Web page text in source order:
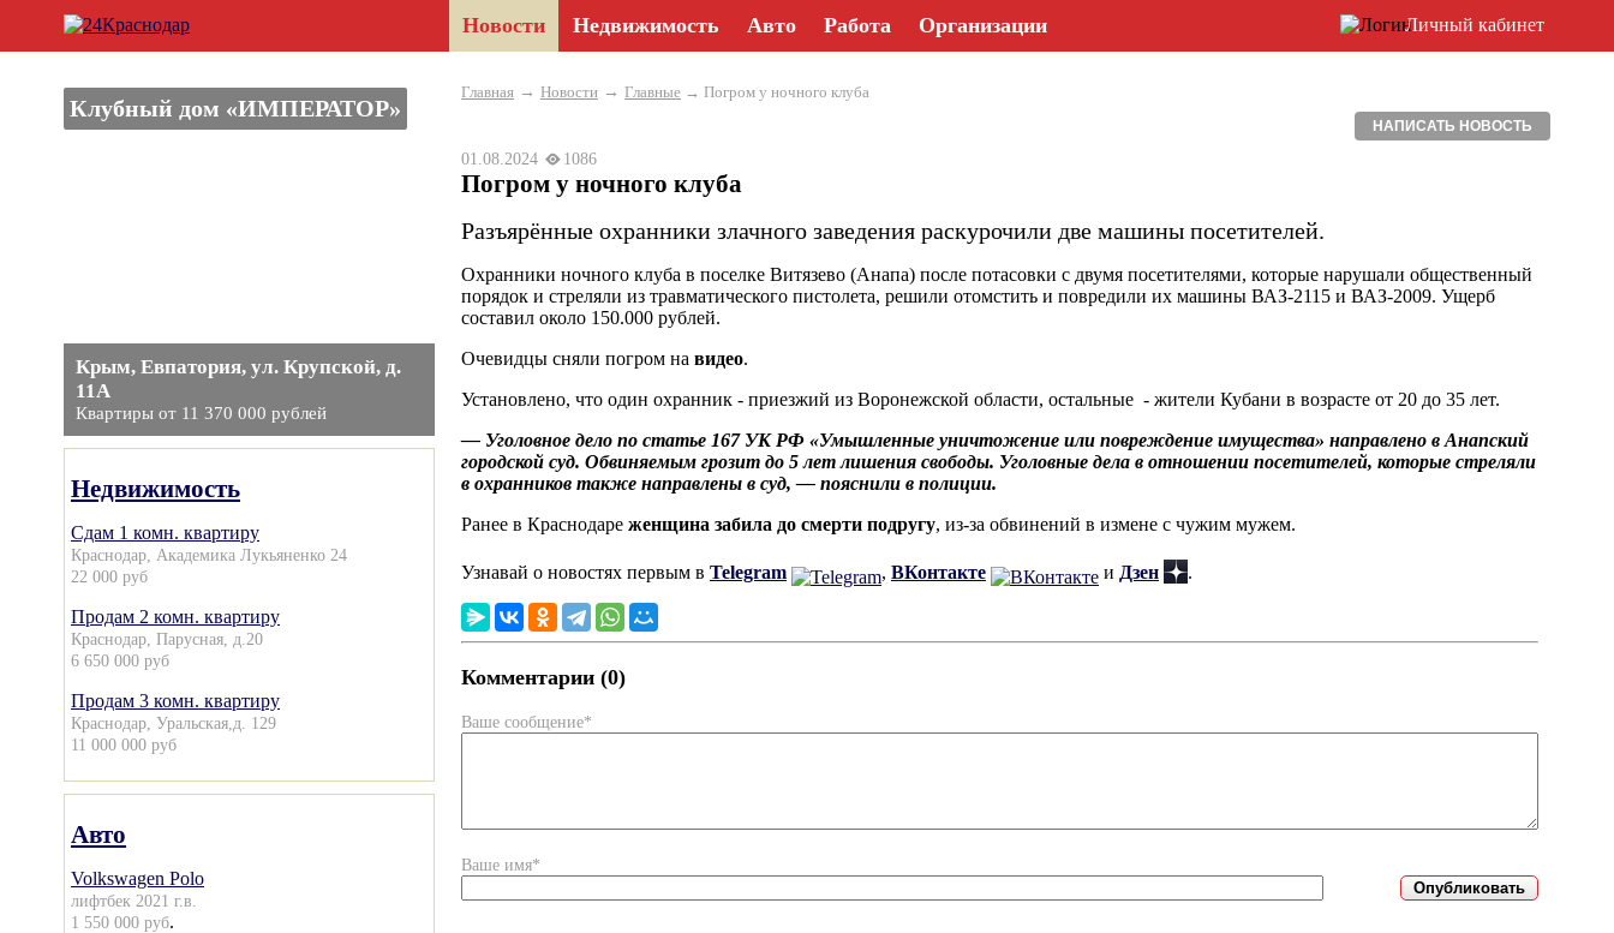
Новости Недвижимость Авто Работа Организации Личный кабинет
Клубный дом «ИМПЕРАТОР»
Крым, Евпатория, ул. Крупской, д.
11А
Квартиры от 11 370 000 рублей
Недвижимость
Сдам 1 комн. квартиру
Краснодар, Академика Лукьяненко 24
22 000 руб
Продам 2 комн. квартиру
Краснодар, Парусная, д.20
6 650 000 руб
Продам 3 комн. квартиру
Краснодар, Уральская,д. 129
11 000 000 руб
Авто
Volkswagen Polo
лифтбек 2021 г.в.
1 550 000 руб.
Главная → Новости → Главные → Погром у ночного клуба
НАПИСАТЬ НОВОСТЬ
01.08.2024 1086
Погром у ночного клуба
Разъярённые охранники злачного заведения раскурочили две машины посетителей.
Охранники ночного клуба в поселке Витязево (Анапа) после потасовки с двумя посетителями, которые нарушали общественный
порядок и стреляли из травматического пистолета, решили отомстить и повредили их машины ВАЗ-2115 и ВАЗ-2009. Ущерб
составил около 150.000 рублей.
Очевидцы сняли погром на видео.
Установлено, что один охранник - приезжий из Воронежской области, остальные - жители Кубани в возрасте от 20 до 35 лет.
— Уголовное дело по статье 167 УК РФ «Умышленные уничтожение или повреждение имущества» направлено в Анапский
городской суд. Обвиняемым грозит до 5 лет лишения свободы. Уголовные дела в отношении посетителей, которые стреляли
в охранников также направлены в суд, — пояснили в полиции.
Ранее в Краснодаре женщина забила до смерти подругу, из-за обвинений в измене с чужим мужем.
Узнавай о новостях первым в Telegram , ВКонтакте и Дзен .
Комментарии (0)
Ваше сообщение*
Ваше имя*